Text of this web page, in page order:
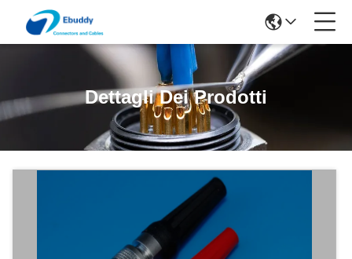
Dettagli Dei Prodotti